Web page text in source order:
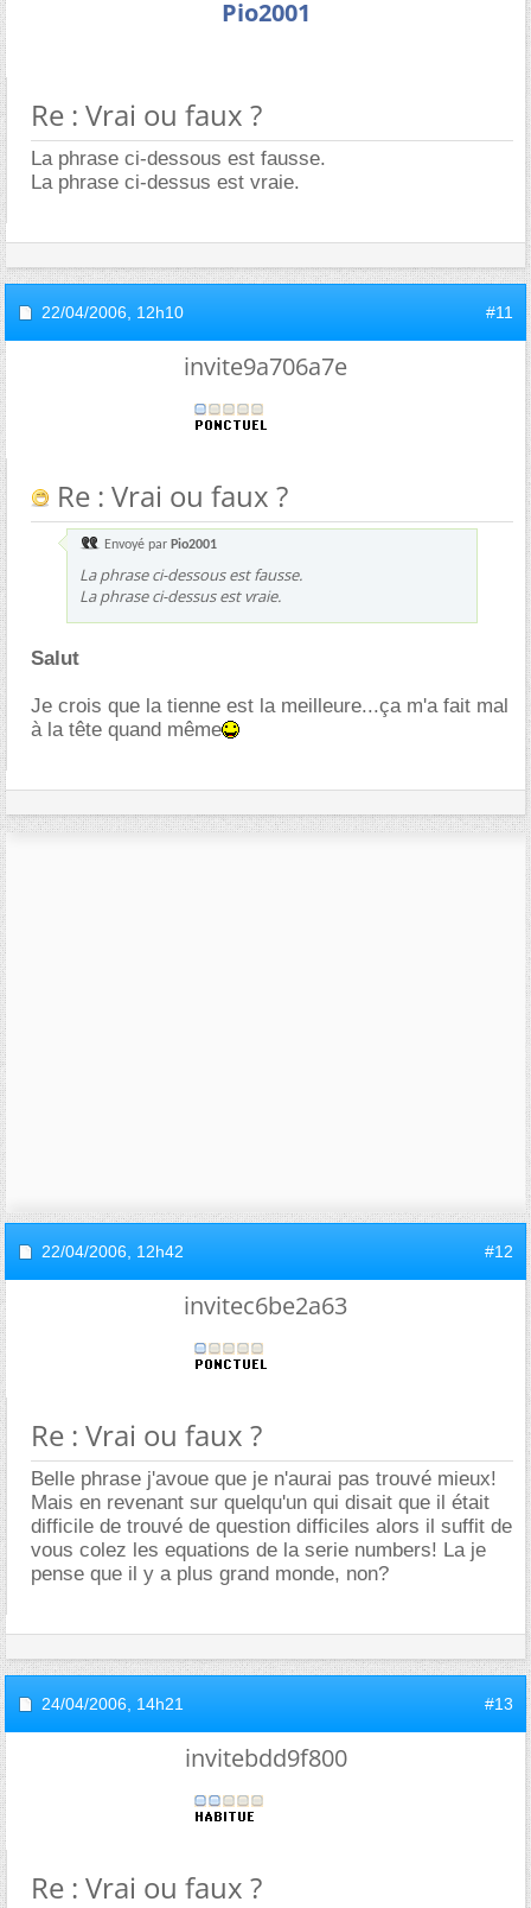
Pio2001
Re : Vrai ou faux ?
La phrase ci-dessous est fausse.
La phrase ci-dessus est vraie.
22/04/2006, 12h10 #11
invite9a706a7e
Re : Vrai ou faux ?
Envoyé par Pio2001
La phrase ci-dessous est fausse.
La phrase ci-dessus est vraie.
Salut
Je crois que la tienne est la meilleure...ça m'a fait mal
à la tête quand même
22/04/2006, 12h42 #12
invitec6be2a63
Re : Vrai ou faux ?
Belle phrase j'avoue que je n'aurai pas trouvé mieux!
Mais en revenant sur quelqu'un qui disait que il était
difficile de trouvé de question difficiles alors il suffit de
vous colez les equations de la serie numbers! La je
pense que il y a plus grand monde, non?
24/04/2006, 14h21 #13
invitebdd9f800
Re : Vrai ou faux ?